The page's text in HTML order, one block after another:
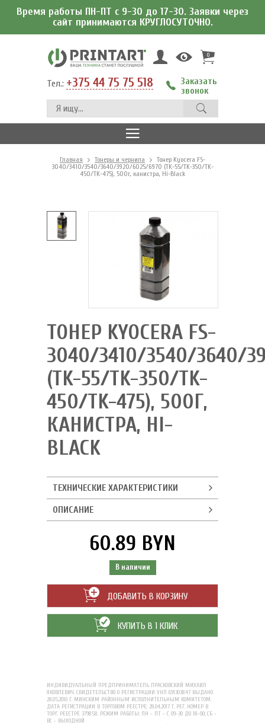
Время работы ПН-ПТ с 9-30 до 17-30. Заявки через
сайт принимаются КРУГЛОСУТОЧНО.
0
Тел.: +375 44 75 75 518
Заказать
звонок
Главная Тонеры и чернила
Тонер Kyocera FS-
3040/3410/3540/3640/3920/6025/6970 (TK-55/TK-350/TK-
450/TK-475), 500г, канистра, Hi-Black
ТОНЕР KYOCERA FS-
3040/3410/3540/3640/
(TK-55/TK-350/TK-
450/TK-475), 500Г,
КАНИСТРА, HI-
BLACK
ТЕХНИЧЕСКИЕ ХАРАКТЕРИСТИКИ
ОПИСАНИЕ
60.89 BYN
В наличии
ДОБАВИТЬ В КОРЗИНУ
КУПИТЬ В 1 КЛИК
ИНДИВИДУАЛЬНЫЙ ПРЕДПРИНИМАТЕЛЬ ПРАСКОВСКИЙ МИХАИЛ
ЯКОВЛЕВИЧ. СВИДЕТЕЛЬСТВО О РЕГИСТРАЦИИ УНП 691303847 ВЫДАНО
28.05.2010 Г. МИНСКИМ РАЙОННЫМ ИСПОЛНИТЕЛЬНЫМ КОМИТЕТОМ.
ДАТА РЕГИСТРАЦИИ В ТОРГОВОМ РЕЕСТРЕ: 28.04.2017 Г. РЕГ. НОМЕР В
ТОРГ. РЕЕСТРЕ 379858. РЕЖИМ РАБОТЫ: ПН - ПТ - С 09-30 ДО 18-00; СБ -
ВС - ВЫХОДНОЙ